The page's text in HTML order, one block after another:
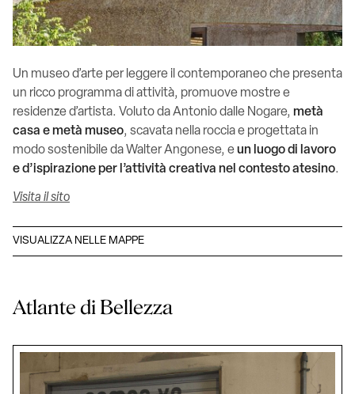
Un museo d’arte per leggere il contemporaneo che presenta
un ricco programma di attività, promuove mostre e
residenze d’artista. Voluto da Antonio dalle Nogare, metà
casa e metà museo, scavata nella roccia e progettata in
modo sostenibile da Walter Angonese, eun luogo di lavoro
e d’ispirazione per l’attività creativa nel contesto atesino.
Visita il sito
VISUALIZZA NELLE MAPPE
Atlante di Bellezza